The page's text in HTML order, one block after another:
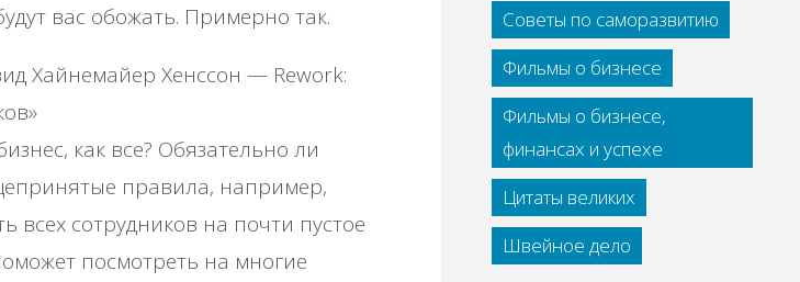
вас обожать. Примерно так.
Хайнемайер Хенссон — Rework:
как все? Обязательно ли
правила, например,
всех сотрудников на почти пустое
посмотреть на многие
Советы по саморазвитию
Фильмы о бизнесе
Фильмы о бизнесе,
финансах и успехе
Цитаты великих
Швейное дело